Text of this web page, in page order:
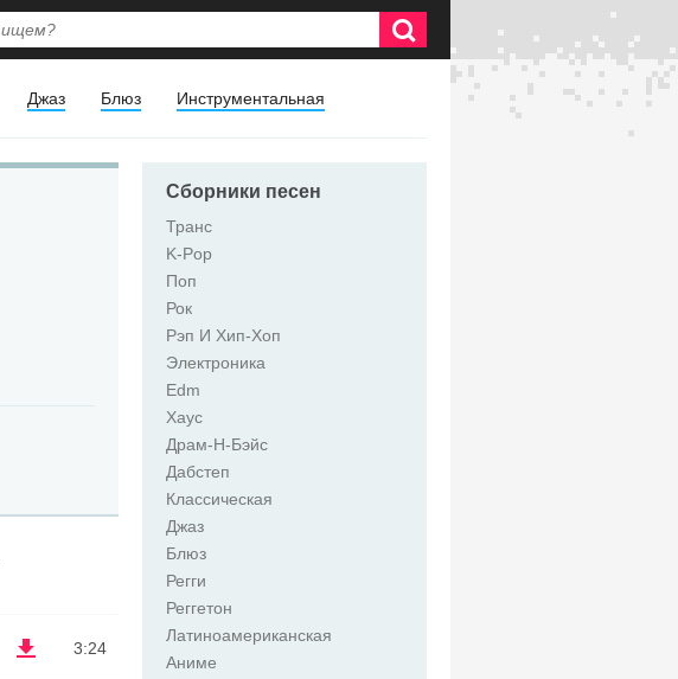
Джаз Блюз Инструментальная
3:24
Сборники песен
Транс
K-Pop
Поп
Рок
Рэп И Хип-Хоп
Электроника
Edm
Хаус
Драм-Н-Бэйс
Дабстеп
Классическая
Джаз
Блюз
Регги
Реггетон
Латиноамериканская
Аниме